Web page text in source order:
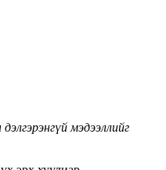
мэдээллийг